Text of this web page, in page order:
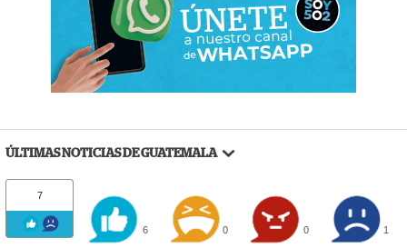
ÚLTIMAS NOTICIAS DE GUATEMALA
7
6 0 0 1